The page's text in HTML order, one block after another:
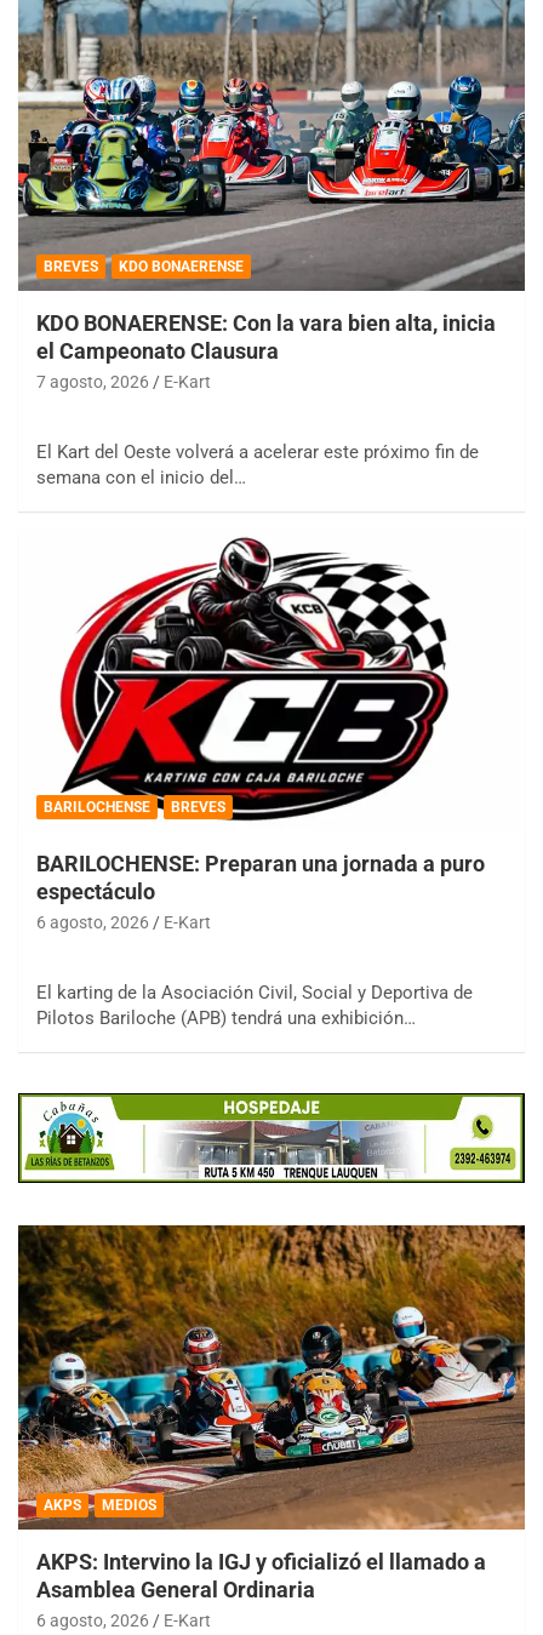
BREVES KDO BONAERENSE
KDO BONAERENSE: Con la vara bien alta, inicia
el Campeonato Clausura
7 agosto, 2026 E-Kart
El Kart del Oeste volverá a acelerar este próximo fin de
semana con el inicio del…
BARILOCHENSE BREVES
BARILOCHENSE: Preparan una jornada a puro
espectáculo
6 agosto, 2026 E-Kart
El karting de la Asociación Civil, Social y Deportiva de
Pilotos Bariloche (APB) tendrá una exhibición…
AKPS MEDIOS
AKPS: Intervino la IGJ y oficializó el llamado a
Asamblea General Ordinaria
6 agosto, 2026 E-Kart